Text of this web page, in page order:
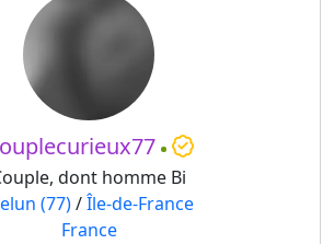
dont homme Bi
(77)/Île-de-France
France